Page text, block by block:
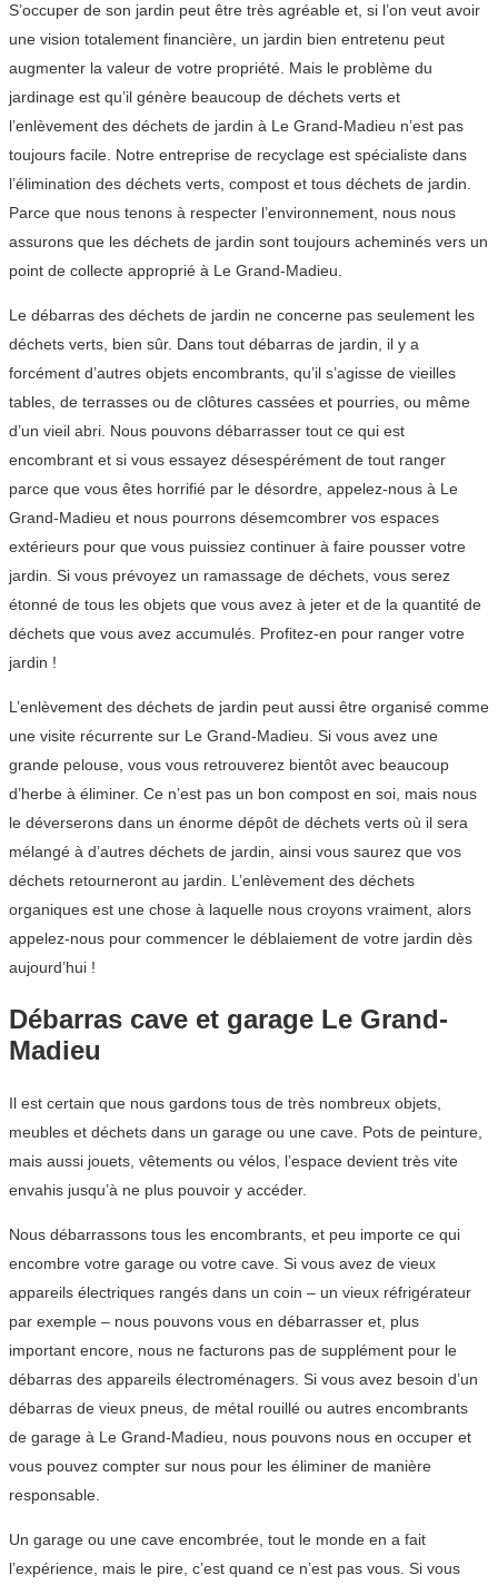
S’occuper de son jardin peut être très agréable et, si l’on veut avoir
une vision totalement financière, un jardin bien entretenu peut
augmenter la valeur de votre propriété. Mais le problème du
jardinage est qu’il génère beaucoup de déchets verts et
l’enlèvement des déchets de jardin à Le Grand-Madieu n’est pas
toujours facile. Notre entreprise de recyclage est spécialiste dans
l’élimination des déchets verts, compost et tous déchets de jardin.
Parce que nous tenons à respecter l’environnement, nous nous
assurons que les déchets de jardin sont toujours acheminés vers un
point de collecte approprié à Le Grand-Madieu.
Le débarras des déchets de jardin ne concerne pas seulement les
déchets verts, bien sûr. Dans tout débarras de jardin, il y a
forcément d’autres objets encombrants, qu’il s’agisse de vieilles
tables, de terrasses ou de clôtures cassées et pourries, ou même
d’un vieil abri. Nous pouvons débarrasser tout ce qui est
encombrant et si vous essayez désespérément de tout ranger
parce que vous êtes horrifié par le désordre, appelez-nous à Le
Grand-Madieu et nous pourrons désemcombrer vos espaces
extérieurs pour que vous puissiez continuer à faire pousser votre
jardin. Si vous prévoyez un ramassage de déchets, vous serez
étonné de tous les objets que vous avez à jeter et de la quantité de
déchets que vous avez accumulés. Profitez-en pour ranger votre
jardin !
L’enlèvement des déchets de jardin peut aussi être organisé comme
une visite récurrente sur Le Grand-Madieu. Si vous avez une
grande pelouse, vous vous retrouverez bientôt avec beaucoup
d’herbe à éliminer. Ce n’est pas un bon compost en soi, mais nous
le déverserons dans un énorme dépôt de déchets verts où il sera
mélangé à d’autres déchets de jardin, ainsi vous saurez que vos
déchets retourneront au jardin. L’enlèvement des déchets
organiques est une chose à laquelle nous croyons vraiment, alors
appelez-nous pour commencer le déblaiement de votre jardin dès
aujourd’hui !
Débarras cave et garage Le Grand-
Madieu
Il est certain que nous gardons tous de très nombreux objets,
meubles et déchets dans un garage ou une cave. Pots de peinture,
mais aussi jouets, vêtements ou vélos, l’espace devient très vite
envahis jusqu’à ne plus pouvoir y accéder.
Nous débarrassons tous les encombrants, et peu importe ce qui
encombre votre garage ou votre cave. Si vous avez de vieux
appareils électriques rangés dans un coin – un vieux réfrigérateur
par exemple – nous pouvons vous en débarrasser et, plus
important encore, nous ne facturons pas de supplément pour le
débarras des appareils électroménagers. Si vous avez besoin d’un
débarras de vieux pneus, de métal rouillé ou autres encombrants
de garage à Le Grand-Madieu, nous pouvons nous en occuper et
vous pouvez compter sur nous pour les éliminer de manière
responsable.
Un garage ou une cave encombrée, tout le monde en a fait
l’expérience, mais le pire, c’est quand ce n’est pas vous. Si vous